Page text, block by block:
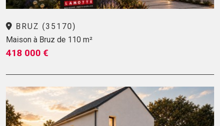
BRUZ (35170)
Maison à Bruz de 110 m²
418 000 €